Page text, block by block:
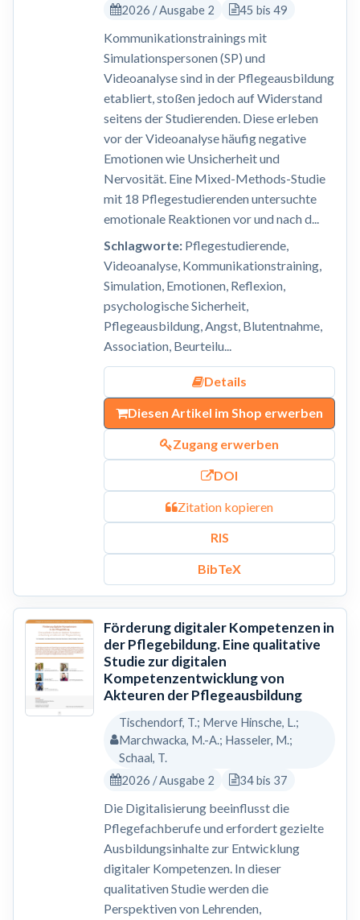
2026 / Ausgabe 2 45 bis 49
Kommunikationstrainings mit
Simulationspersonen (SP) und
Videoanalyse sind in der Pflegeausbildung
etabliert, stoßen jedoch auf Widerstand
seitens der Studierenden. Diese erleben
vor der Videoanalyse häufig negative
Emotionen wie Unsicherheit und
Nervosität. Eine Mixed-Methods-Studie
mit 18 Pflegestudierenden untersuchte
emotionale Reaktionen vor und nach d...
Schlagworte:Pflegestudierende,
Videoanalyse, Kommunikationstraining,
Simulation, Emotionen, Reflexion,
psychologische Sicherheit,
Pflegeausbildung, Angst, Blutentnahme,
Association, Beurteilu...
Details
Diesen Artikel im Shop erwerben
Zugang erwerben
DOI
Zitation kopieren
RIS
BibTeX
Förderung digitaler Kompetenzen in
der Pflegebildung. Eine qualitative
Studie zur digitalen
Kompetenzentwicklung von
Akteuren der Pflegeausbildung
Tischendorf, T.; Merve Hinsche, L.;
Marchwacka, M.-A.; Hasseler, M.;
Schaal, T.
2026 / Ausgabe 2
34 bis 37
Die Digitalisierung beeinflusst die
Pflegefachberufe und erfordert gezielte
Ausbildungsinhalte zur Entwicklung
digitaler Kompetenzen. In dieser
qualitativen Studie werden die
Perspektiven von Lehrenden,